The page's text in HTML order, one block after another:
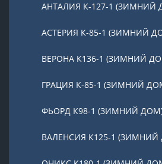
АНТАЛИЯ К-127-1 (ЗИМНИЙ
АСТЕРИЯ К-85-1 (ЗИМНИЙ
ВЕРОНА К136-1 (ЗИМНИЙ
ГРАЦИЯ К-85-1 (ЗИМНИЙ
ФЬОРД К98-1 (ЗИМНИЙ
ВАЛЕНСИЯ К125-1